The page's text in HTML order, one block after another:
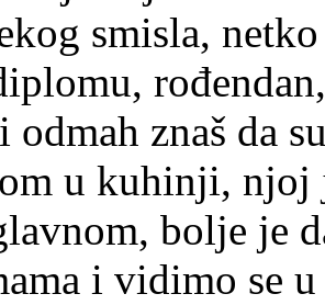
smisla,
znaš da
u kuhinji, njoj
bolje je
i vidimo se